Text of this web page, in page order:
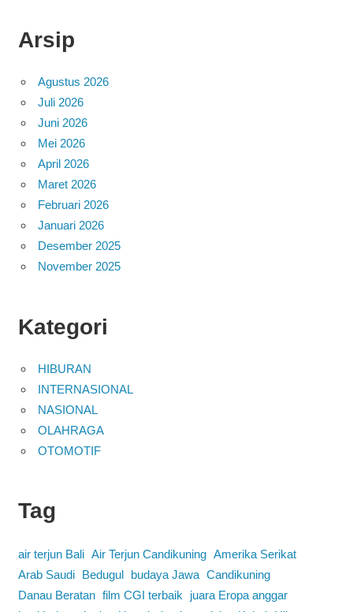
Arsip
Agustus 2026
Juli 2026
Juni 2026
Mei 2026
April 2026
Maret 2026
Februari 2026
Januari 2026
Desember 2025
November 2025
Kategori
HIBURAN
INTERNASIONAL
NASIONAL
OLAHRAGA
OTOMOTIF
Tag
air terjun Bali Air Terjun Candikuning Amerika Serikat
Arab Saudi
Bedugul budaya Jawa Candikuning
Danau Beratan film CGI terbaik
juara Eropa anggar